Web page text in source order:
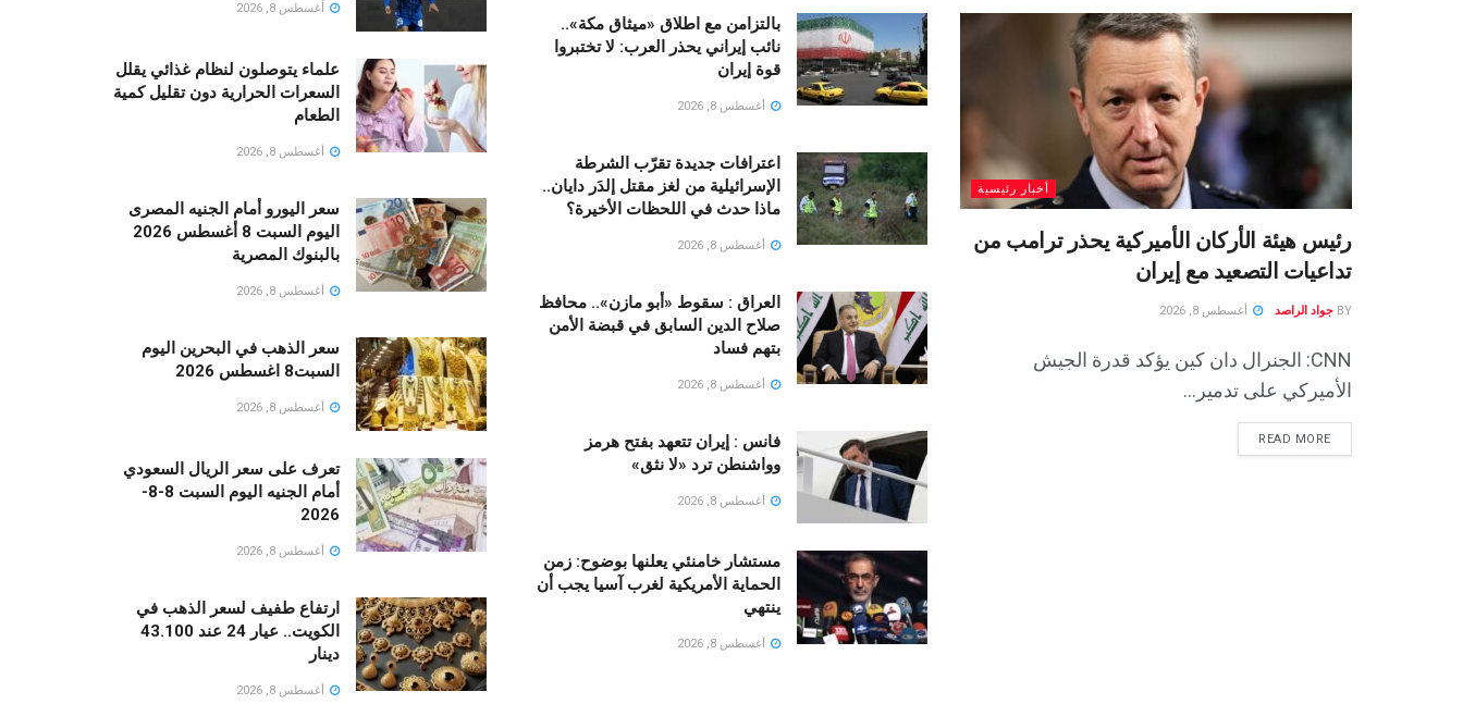
أخبار رئيسية
رئيس هيئة الأركان الأميركية يحذر ترامب من
تداعيات التصعيد مع إيران
BY جواد الراصد أغسطس 8, 2026
CNN: الجنرال دان كين يؤكد قدرة الجيش
الأميركي على تدمير...
READ MORE
بالتزامن مع اطلاق «ميثاق مكة»..
نائب إيراني يحذر العرب: لا تختبروا
قوة إيران
أغسطس 8, 2026
اعترافات جديدة تقرّب الشرطة
الإسرائيلية من لغز مقتل إلدَر دايان..
ماذا حدث في اللحظات الأخيرة؟
أغسطس 8, 2026
العراق : سقوط «أبو مازن».. محافظ
صلاح الدين السابق في قبضة الأمن
بتهم فساد
أغسطس 8, 2026
فانس : إيران تتعهد بفتح هرمز
وواشنطن ترد «لا نثق»
أغسطس 8, 2026
مستشار خامنئي يعلنها بوضوح: زمن
الحماية الأمريكية لغرب آسيا يجب أن
ينتهي
أغسطس 8, 2026
أغسطس 8, 2026
علماء يتوصلون لنظام غذائي يقلل
السعرات الحرارية دون تقليل كمية
الطعام
أغسطس 8, 2026
سعر اليورو أمام الجنيه المصرى
اليوم السبت 8 أغسطس 2026
بالبنوك المصرية
أغسطس 8, 2026
سعر الذهب في البحرين اليوم
السبت8 اغسطس 2026
أغسطس 8, 2026
تعرف على سعر الريال السعودي
أمام الجنيه اليوم السبت 8-8-
2026
أغسطس 8, 2026
ارتفاع طفيف لسعر الذهب في
الكويت.. عيار 24 عند 43.100
دينار
أغسطس 8, 2026